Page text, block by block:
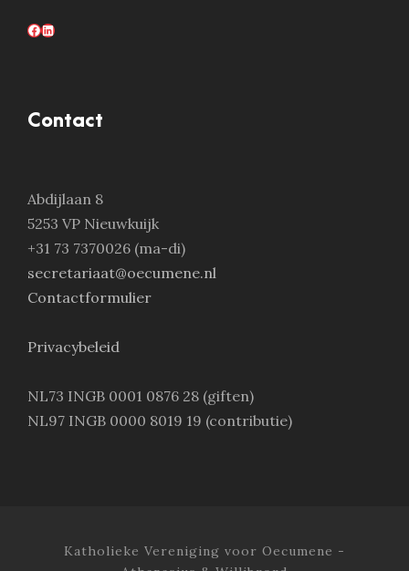
Facebook LinkedIn
Contact
Abdijlaan 8
5253 VP Nieuwkuijk
+31 73 7370026 (ma-di)
secretariaat@oecumene.nl
Contactformulier
Privacybeleid
NL73 INGB 0001 0876 28 (giften)
NL97 INGB 0000 8019 19 (contributie)
Katholieke Vereniging voor Oecumene -